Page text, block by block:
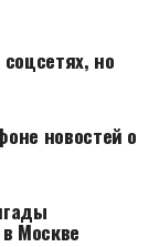
но
новостей о
Москве